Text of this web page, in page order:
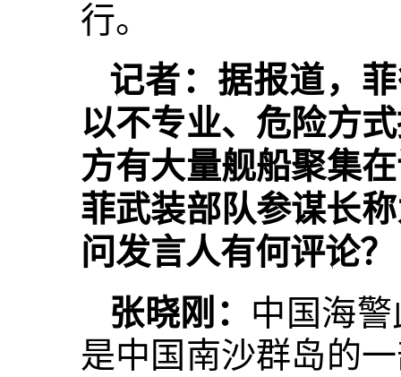
行。
记者：据报道，
以不专业、危险方
方有大量舰船聚集
菲武装部队参谋长
问发言人有何评论？
张晓刚： 中国海
是中国南沙群岛的